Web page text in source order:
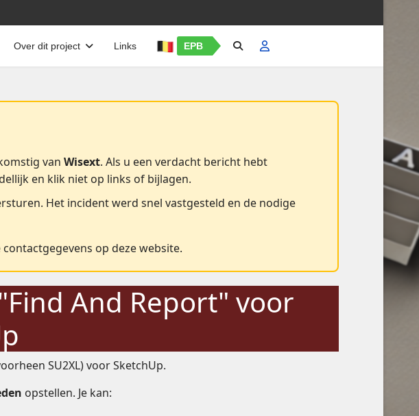
Over dit project Links EPB
van Wisext. Als u een verdacht bericht hebt
en klik niet op links of bijlagen.
Het incident werd snel vastgesteld en de nodige
op deze website.
And Report" voor
SU2XL) voor SketchUp.
opstellen. Je kan: